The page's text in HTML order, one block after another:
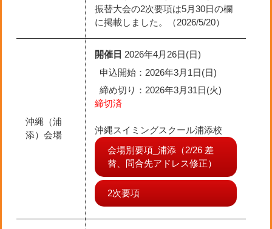
振替大会の2次要項は5月30日の欄
に掲載しました。（2026/5/20）
沖縄（浦
添）会場
開催日 2026年4月26日(日)
申込開始：2026年3月1日(日)
締め切り ：2026年3月31日(火)
締切済
沖縄スイミングスクール浦添校
会場別要項_浦添（2/26 差
替、問合先アドレス修正）
2次要項